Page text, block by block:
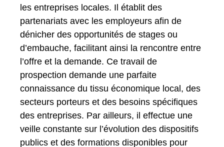
les entreprises locales. Il établit des
partenariats avec les employeurs afin de
dénicher des opportunités de stages ou
d’embauche, facilitant ainsi la rencontre entre
l’offre et la demande. Ce travail de
prospection demande une parfaite
connaissance du tissu économique local, des
secteurs porteurs et des besoins spécifiques
des entreprises. Par ailleurs, il effectue une
veille constante sur l’évolution des dispositifs
publics et des formations disponibles pour